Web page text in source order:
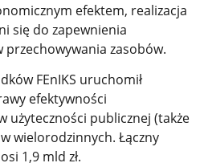
efektem, realizacja
się do zapewnienia
zasobów.
FEnIKS uruchomił
efektywności
użyteczności publicznej (także
wielorodzinnych. Łączny
1,9 mld zł.